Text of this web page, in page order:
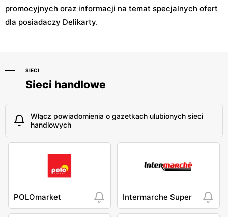
promocyjnych oraz informacji na temat specjalnych ofert
dla posiadaczy Delikarty.
SIECI
Sieci handlowe
Włącz powiadomienia o gazetkach ulubionych sieci
handlowych
POLOmarket Intermarche Super